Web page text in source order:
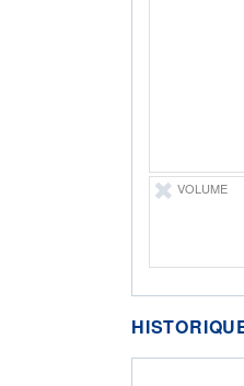
VOLUME